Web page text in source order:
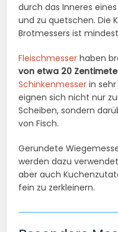
durch das Inneres
und zu quetschen. Die
Brotmessers ist
Fleischmesser haben
von etwa 20
Schinkenmesser in
eignen sich nicht nur
Scheiben, sondern
von Fisch.
Gerundete
werden dazu
aber auch
fein zu zerkleinern.